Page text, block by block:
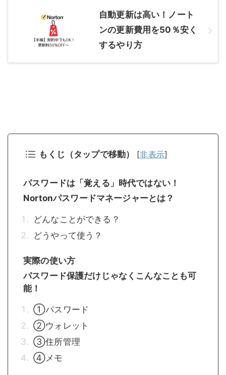
自動更新は高い！ノート
ンの更新費用を50％安く
するやり方
もくじ（タップで移動） [非表示]
パスワードは「覚える」時代ではない！
Nortonパスワードマネージャーとは？
どんなことができる？
どうやって使う？
実際の使い方
パスワード保護だけじゃなくこんなことも可
能！
①パスワード
②ウォレット
③住所管理
④メモ